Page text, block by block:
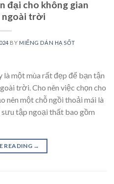
đại cho không gian
ngoài trời
BY MIẾNG DÁN HẠ SỐT
một mùa rất đẹp để bạn tận
trời. Cho nên việc chọn cho
nên một chỗ ngồi thoải mái là
tập ngoại thất bao gồm
READING →